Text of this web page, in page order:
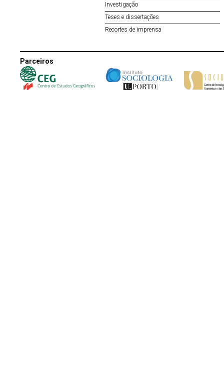
Investigação
Teses e dissertações
Recortes de imprensa
Parceiros